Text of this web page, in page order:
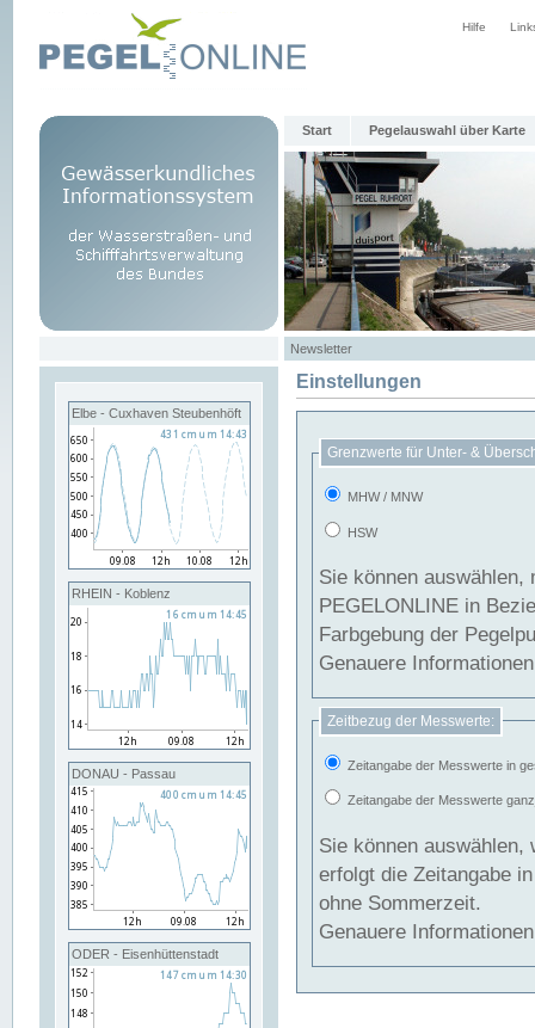
Hilfe
Start Pegelauswahl über Karte
Newsletter
Elbe - Cuxhaven Steubenhöft
RHEIN - Koblenz
DONAU - Passau
ODER - Eisenhüttenstadt
Einstellungen
Grenzwerte für Unter- &
MHW / MNW
HSW
Sie können
PEGELONLINE in Beziehung
Farbgebung der
Genauere
Zeitbezug der Messwerte:
Zeitangabe der Messwerte in
Zeitangabe der Messwerte
Sie können auswählen,
erfolgt die Zeitangabe
ohne Sommerzeit.
Genauere